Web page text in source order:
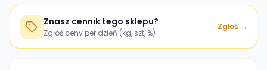
Znasz cennik tego sklepu?
Zgłoś ceny per dzień (kg, szt, %)
Zgłoś →